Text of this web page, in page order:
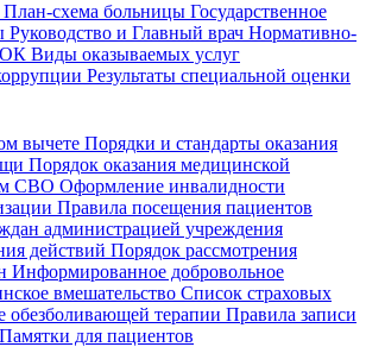
План-схема больницы Государственное
Руководство и Главный врач Нормативно-
Виды оказываемых услуг
Результаты специальной оценки
вычете Порядки и стандарты оказания
Порядок оказания медицинской
СВО Оформление инвалидности
Правила посещения пациентов
администрацией учреждения
действий Порядок рассмотрения
Информированное добровольное
вмешательство Список страховых
обезболивающей терапии Правила записи
Памятки для пациентов